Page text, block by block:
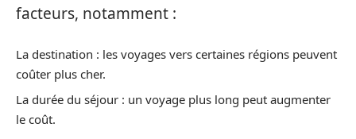
facteurs, notamment :
La destination : les voyages vers certaines régions peuvent
coûter plus cher.
La durée du séjour : un voyage plus long peut augmenter
le coût.